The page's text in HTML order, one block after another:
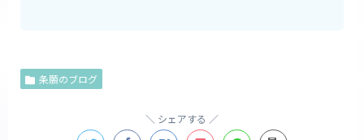
条願のブログ
シェアする